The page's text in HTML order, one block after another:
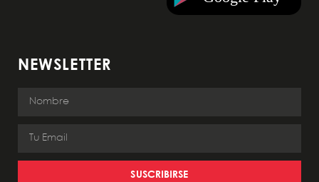
NEWSLETTER
SUSCRIBIRSE